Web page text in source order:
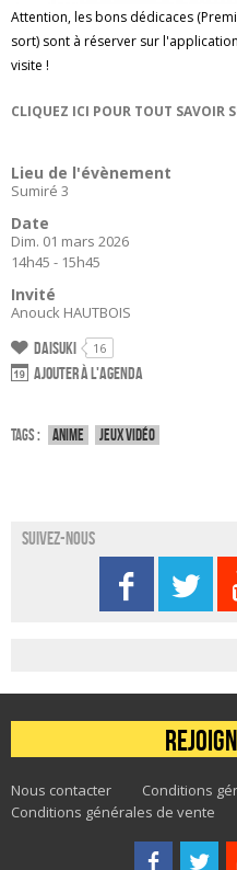
Attention, les bons dédicaces
sort) sont à réserver sur
visite !
CLIQUEZ ICI POUR TOUT SAVOIR
Lieu de l'évènement
Sumiré 3
Date
Dim. 01 mars 2026
14h45 - 15h45
Invité
Anouck HAUTBOIS
Daisuki 16
Ajouter à l'agenda
Tags : Anime Jeux vidéo
Suivez-nous
Nous contacter
Conditions
Conditions générales de vente